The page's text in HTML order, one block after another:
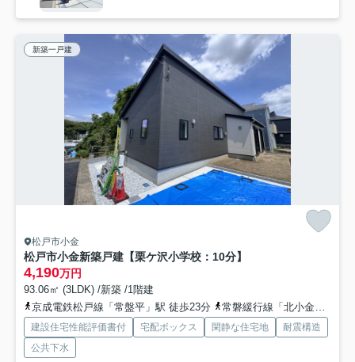
新築一戸建
松戸市小金
松戸市小金新築戸建【栗ケ沢小学校：10分】
4,190万円
93.06㎡ (3LDK) /新築 /1階建
京成電鉄松戸線「常盤平」駅 徒歩23分
常磐緩行線「北小金」駅 徒歩42分
建設住宅性能評価書付 宅配ボックス 閑静な住宅地
耐震構造
公共下水